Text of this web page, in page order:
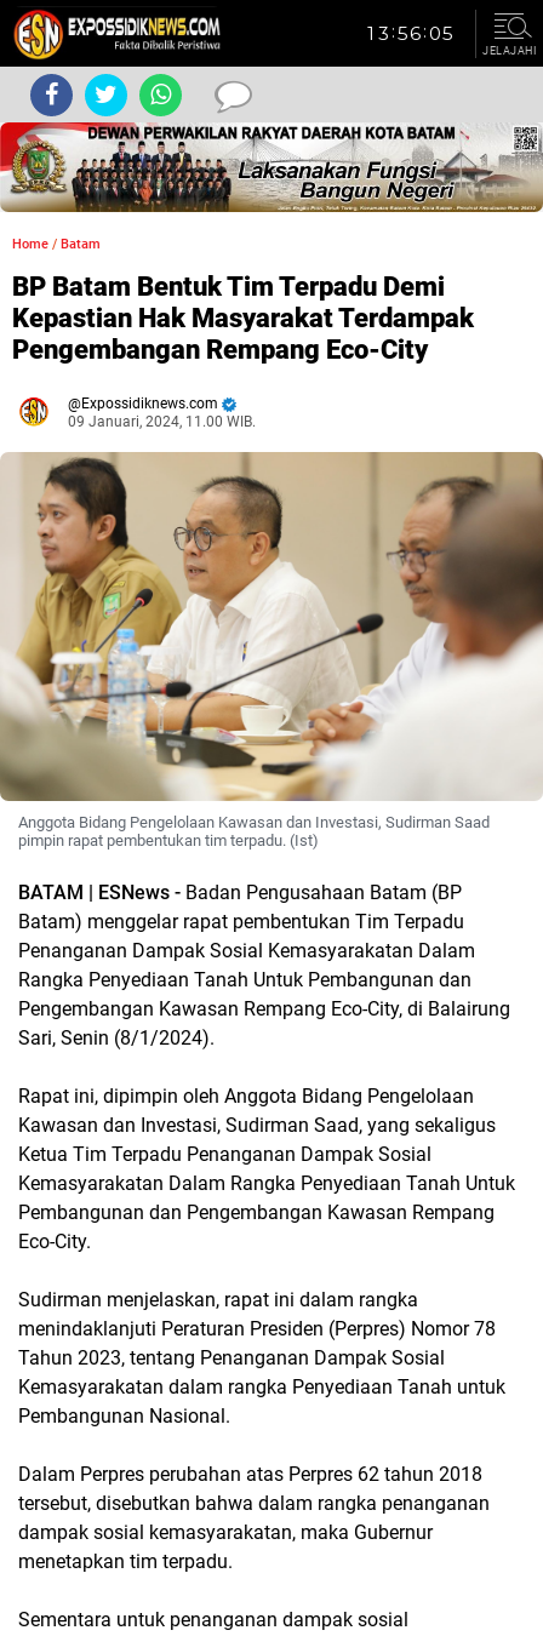
JELAJAHI
Home / Batam
BP Batam Bentuk Tim Terpadu Demi
Kepastian Hak Masyarakat Terdampak
Pengembangan Rempang Eco-City
Expossidiknews.com
09 Januari, 2024, 11.00 WIB.
Anggota Bidang Pengelolaan Kawasan dan Investasi, Sudirman Saad
pimpin rapat pembentukan tim terpadu. (Ist)
BATAM | ESNews - Badan Pengusahaan Batam (BP
Batam) menggelar rapat pembentukan Tim Terpadu
Penanganan Dampak Sosial Kemasyarakatan Dalam
Rangka Penyediaan Tanah Untuk Pembangunan dan
Pengembangan Kawasan Rempang Eco-City, di Balairung
Sari, Senin (8/1/2024).
Rapat ini, dipimpin oleh Anggota Bidang Pengelolaan
Kawasan dan Investasi, Sudirman Saad, yang sekaligus
Ketua Tim Terpadu Penanganan Dampak Sosial
Kemasyarakatan Dalam Rangka Penyediaan Tanah Untuk
Pembangunan dan Pengembangan Kawasan Rempang
Eco-City.
Sudirman menjelaskan, rapat ini dalam rangka
menindaklanjuti Peraturan Presiden (Perpres) Nomor 78
Tahun 2023, tentang Penanganan Dampak Sosial
Kemasyarakatan dalam rangka Penyediaan Tanah untuk
Pembangunan Nasional.
Dalam Perpres perubahan atas Perpres 62 tahun 2018
tersebut, disebutkan bahwa dalam rangka penanganan
dampak sosial kemasyarakatan, maka Gubernur
menetapkan tim terpadu.
Sementara untuk penanganan dampak sosial